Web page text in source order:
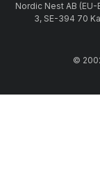
Nordic Nest AB
3, SE-394 70
©